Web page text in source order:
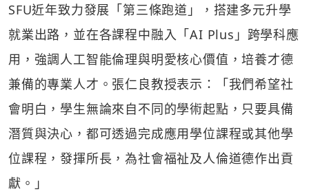
SFU近年致力發展「第三條跑道」，搭建多元升學
就業出路，並在各課程中融入「AI Plus」跨學科應
用，強調人工智能倫理與明愛核心價值，培養才德
兼備的專業人才。張仁良教授表示：「我們希望社
會明白，學生無論來自不同的學術起點，只要具備
潛質與決心，都可透過完成應用學位課程或其他學
位課程，發揮所長，為社會福祉及人倫道德作出貢
獻。」